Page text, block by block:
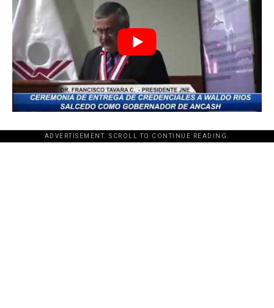
ADVERTISEMENT. SCROLL TO CONTINUE READING.